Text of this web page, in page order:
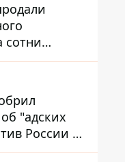
сотни
удары ВСУ
"адских
России и